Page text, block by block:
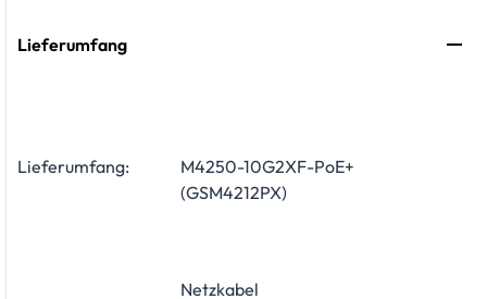
Lieferumfang
Lieferumfang:
M4250-10G2XF-PoE+
(GSM4212PX)
Netzkabel